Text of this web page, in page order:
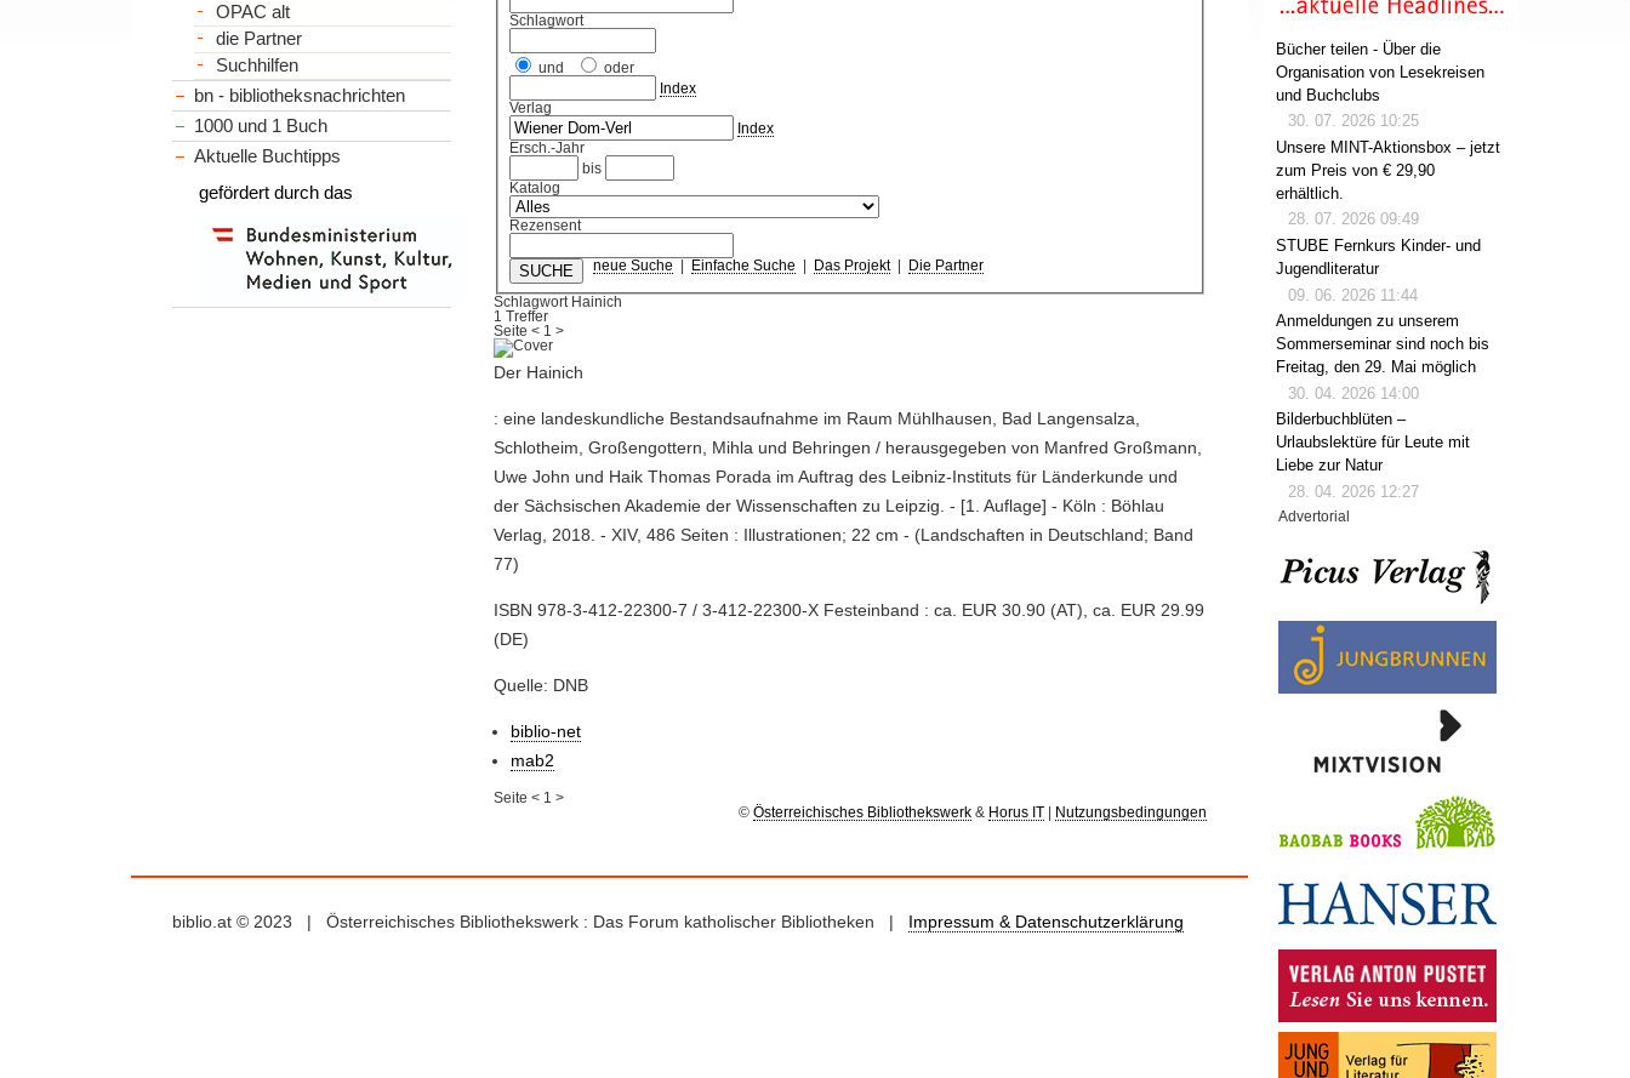
Schlagwort
und
oder
Index
Verlag
Index
Ersch.-Jahr
bis
Katalog
Rezensent
neue Suche Einfache Suche Das Projekt| Die Partner
Schlagwort Hainich
1 Treffer
Seite< 1 >
Der Hainich
: eine landeskundliche Bestandsaufnahme im Raum Mühlhausen, Bad Langensalza,
Schlotheim, Großengottern, Mihla und Behringen / herausgegeben von Manfred Großmann,
Uwe John und Haik Thomas Porada im Auftrag des Leibniz-Instituts für Länderkunde und
der Sächsischen Akademie der Wissenschaften zu Leipzig. - [1. Auflage] - Köln : Böhlau
Verlag, 2018. - XIV, 486 Seiten : Illustrationen; 22 cm - (Landschaften in Deutschland; Band
77)
ISBN 978-3-412-22300-7 / 3-412-22300-X Festeinband : ca. EUR 30.90 (AT), ca. EUR 29.99
(DE)
Quelle: DNB
biblio-net
mab2
Seite< 1 >
© Österreichisches Bibliothekswerk& Horus IT Nutzungsbedingungen
OPAC alt
die Partner
Suchhilfen
bn - bibliotheksnachrichten
1000 und 1 Buch
Aktuelle Buchtipps
gefördert durch das
biblio.at © 2023 | Österreichisches Bibliothekswerk : Das Forum katholischer Bibliotheken | Impressum & Datenschutzerklärung
Bücher teilen - Über die
Organisation von Lesekreisen
und Buchclubs
30. 07. 2026 10:25
Unsere MINT-Aktionsbox – jetzt
zum Preis von € 29,90
erhältlich.
28. 07. 2026 09:49
STUBE Fernkurs Kinder- und
Jugendliteratur
09. 06. 2026 11:44
Anmeldungen zu unserem
Sommerseminar sind noch bis
Freitag, den 29. Mai möglich
30. 04. 2026 14:00
Bilderbuchblüten –
Urlaubslektüre für Leute mit
Liebe zur Natur
28. 04. 2026 12:27
Advertorial